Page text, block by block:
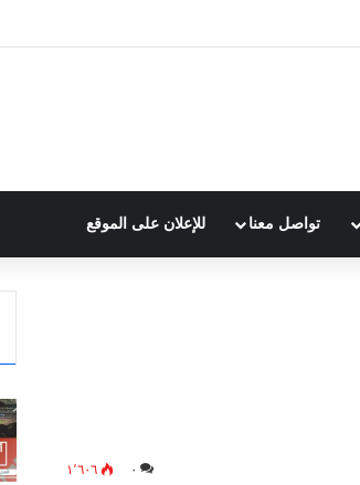
تواصل معنا للإعلان على الموقع
٠ ١٬٦٠٦